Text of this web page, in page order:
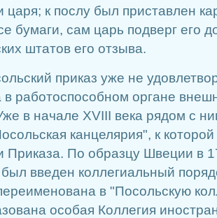
к послу был приставлен
бумаги, сам царь подверг его
штатов его отзыва.
приказ уже не
в работоспособном органе
в начале XVIII века рядом с
канцелярия", к
Приказа. По образцу Швеции в
введен коллегиальный
в "Посольскую
особая Коллегия